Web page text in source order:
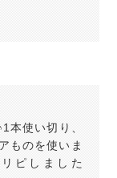
本使い切り、
ものを使いま
ピしました